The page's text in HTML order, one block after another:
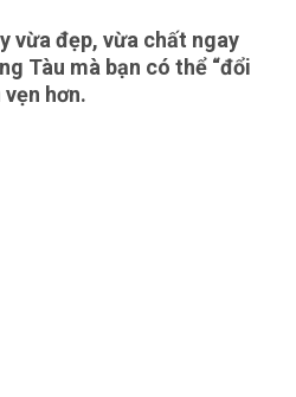
vừa đẹp, vừa chất ngay
Tàu mà bạn có thể “đổi
hơn.